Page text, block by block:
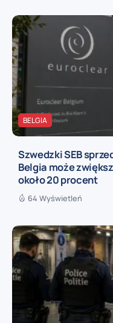
BELGIA
Szwedzki SEB
Belgia może
około 20 procent
64 Wyświetleń